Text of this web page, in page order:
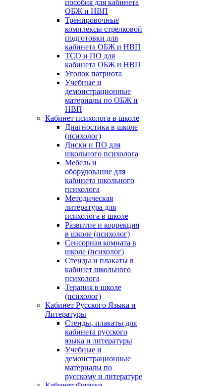
пособия для кабинета
ОБЖ и НВП
Тренировочные
комплексы стрелковой
подготовки для
кабинета ОБЖ и НВП
ТСО и ПО для
кабинета ОБЖ и НВП
Уголок патриота
Учебные и
демонстрационные
материалы по ОБЖ и
НВП
Кабинет психолога в школе
Диагностика в школе
(психолог)
Диски и ПО для
школьного психолога
Мебель и
оборудование для
кабинета школьного
психолога
Методическая
литература для
психолога в школе
Развитие и коррекция
в школе (психолог)
Сенсорная комната в
школе (психолог)
Стенды и плакаты в
кабинет школьного
психолога
Терапия в школе
(психолог)
Кабинет Русского Языка и
Литературы
Стенды, плакаты для
кабинета русского
языка и литературы
Учебные и
демонстрационные
материалы по
русскому и литературе